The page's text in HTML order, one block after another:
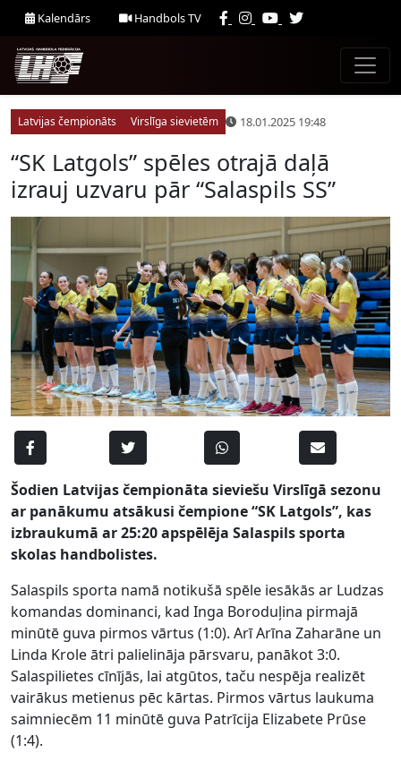
Kalendārs Handbols TV
Latvijas čempionāts Virslīga sievietēm 18.01.2025 19:48
“SK Latgols” spēles otrajā daļā
izrauj uzvaru pār “Salaspils SS”
Šodien Latvijas čempionāta sieviešu Virslīgā sezonu
ar panākumu atsākusi čempione “SK Latgols”, kas
izbraukumā ar 25:20 apspēlēja Salaspils sporta
skolas handbolistes.
Salaspils sporta namā notikušā spēle iesākās ar Ludzas
komandas dominanci, kad Inga Boroduļina pirmajā
minūtē guva pirmos vārtus (1:0). Arī Arīna Zaharāne un
Linda Krole ātri palielināja pārsvaru, panākot 3:0.
Salaspilietes cīnījās, lai atgūtos, taču nespēja realizēt
vairākus metienus pēc kārtas. Pirmos vārtus laukuma
saimniecēm 11 minūtē guva Patrīcija Elizabete Prūse
(1:4).